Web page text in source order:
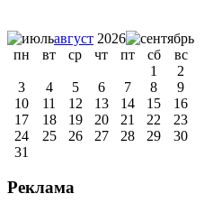
август 2026
пн
вт ср чт пт сб
вс
1
2
3
4 5 6 7 8
9
10
11 12 13 14 15
16
17
18 19 20 21 22
23
24
25 26 27 28 29
30
31
Реклама